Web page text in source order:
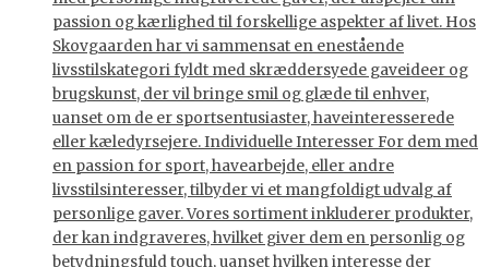
passion og kærlighed til forskellige aspekter af livet. Hos
Skovgaarden har vi sammensat en enestående
livsstilskategori fyldt med skræddersyede gaveideer og
brugskunst, der vil bringe smil og glæde til enhver,
uanset om de er sportsentusiaster, haveinteresserede
eller kæledyrsejere. Individuelle Interesser For dem med
en passion for sport, havearbejde, eller andre
livsstilsinteresser, tilbyder vi et mangfoldigt udvalg af
personlige gaver. Vores sortiment inkluderer produkter,
der kan indgraveres, hvilket giver dem en personlig og
betydningsfuld touch, uanset hvilken interesse der